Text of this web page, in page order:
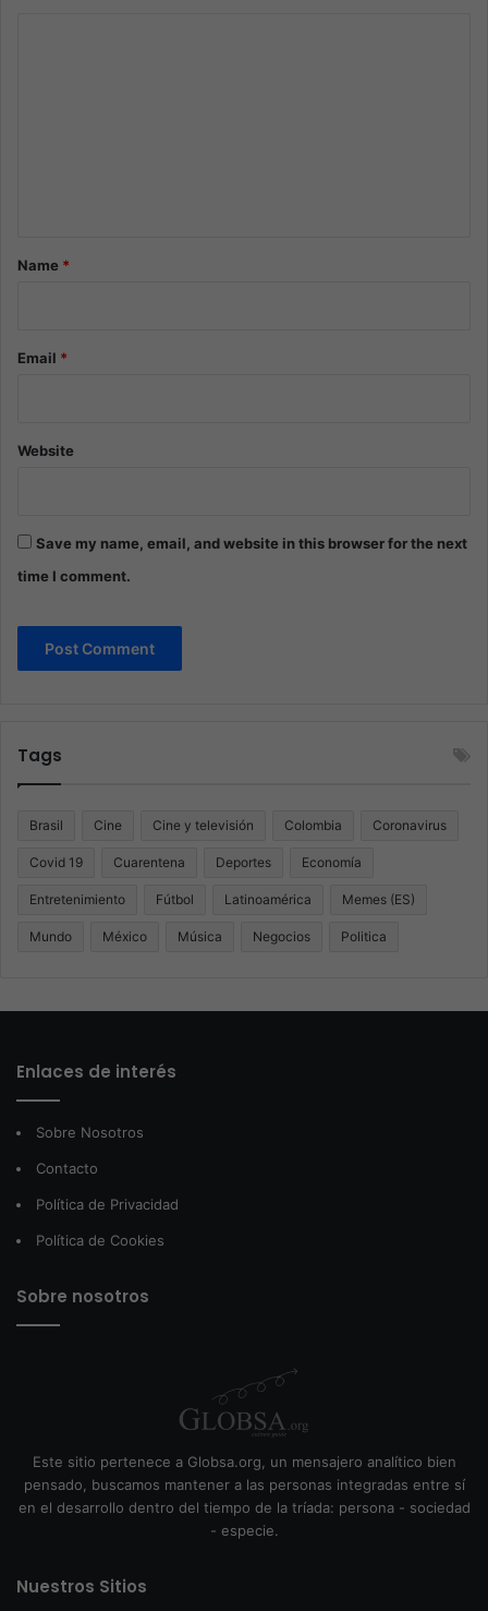
*Name *
Email *
Website
Save my name, email, and website in this browser for the next
time I comment.
Tags
Brasil Cine Cine y televisión Colombia Coronavirus
Covid 19 Cuarentena Deportes Economía
Entretenimiento Fútbol Latinoamérica Memes (ES)
Mundo México Música Negocios Politica
Enlaces de interés
Sobre Nosotros
Contacto
Política de Privacidad
Política de Cookies
Sobre nosotros
Este sitio pertenece a Globsa.org, un mensajero analítico bien
pensado, buscamos mantener a las personas integradas entre sí
en el desarrollo dentro del tiempo de la tríada: persona - sociedad
- especie.
Nuestros Sitios